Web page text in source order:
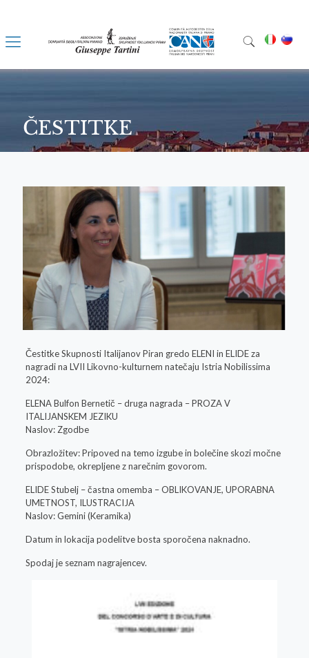
ČESTITKE
Čestitke Skupnosti Italijanov Piran gredo ELENI in ELIDE za
nagradi na LVII Likovno-kulturnem natečaju Istria Nobilissima
2024:
ELENA Bulfon Bernetič – druga nagrada – PROZA V
ITALIJANSKEM JEZIKU
Naslov: Zgodbe
Obrazložitev: Pripoved na temo izgube in bolečine skozi močne
prispodobe, okrepljene z narečnim govorom.
ELIDE Stubelj – častna omemba – OBLIKOVANJE, UPORABNA
UMETNOST, ILUSTRACIJA
Naslov: Gemini (Keramika)
Datum in lokacija podelitve bosta sporočena naknadno.
Spodaj je seznam nagrajencev.